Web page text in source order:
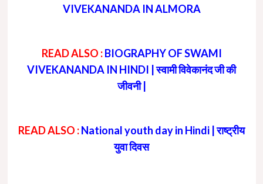
VIVEKANANDA IN ALMORA
READ ALSO :BIOGRAPHY OF SWAMI
VIVEKANANDA IN HINDI | स्वामी विवेकानंद जी की
जीवनी |
READ ALSO :National youth day in Hindi | राष्ट्रीय
युवा दिवस